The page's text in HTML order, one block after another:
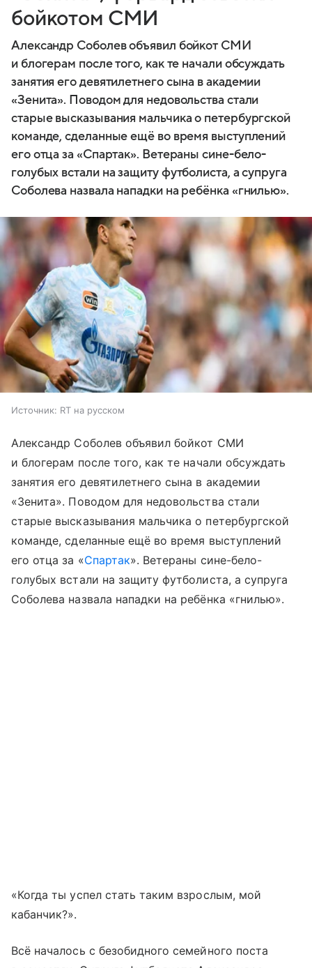
бойкотом СМИ
Александр Соболев объявил бойкот СМИ
и блогерам после того, как те начали обсуждать
занятия его девятилетнего сына в академии
«Зенита». Поводом для недовольства стали
старые высказывания мальчика о петербургской
команде, сделанные ещё во время выступлений
его отца за «Спартак». Ветераны сине-бело-
голубых встали на защиту футболиста, а супруга
Соболева назвала нападки на ребёнка «гнилью».
Источник: RT на русском
Александр Соболев объявил бойкот СМИ
и блогерам после того, как те начали обсуждать
занятия его девятилетнего сына в академии
«Зенита». Поводом для недовольства стали
старые высказывания мальчика о петербургской
команде, сделанные ещё во время выступлений
его отца за «Спартак». Ветераны сине-бело-
голубых встали на защиту футболиста, а супруга
Соболева назвала нападки на ребёнка «гнилью».
«Когда ты успел стать таким взрослым, мой
кабанчик?».
Всё началось с безобидного семейного поста